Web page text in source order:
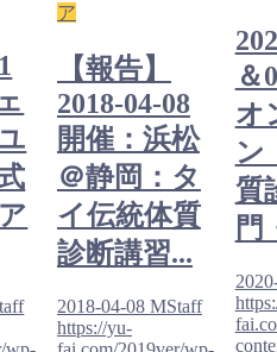
ア
【報告】
2018-04-08
開催：浜松
＠静岡：タ
イ伝統体質
診断講習...
2018-04-08 MStaff
https://yu-
＆
オ
ン
質
門